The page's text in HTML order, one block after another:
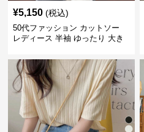
¥5,150 (税込)
50代ファッション カットソー
レディース 半袖 ゆったり 大き